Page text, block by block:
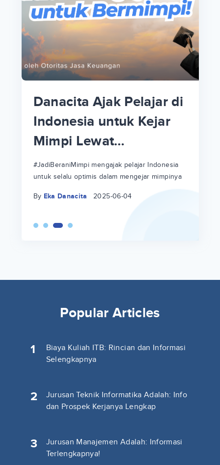
Danacita Ajak Pelajar di
Indonesia untuk Kejar
Mimpi Lewat
#JadiBeraniMimpi
#JadiBeraniMimpi mengajak pelajar Indonesia
untuk selalu optimis dalam mengejar mimpinya
By Eka Danacita 2025-06-04
Popular Articles
1
Biaya Kuliah ITB: Rincian dan Informasi
Selengkapnya
2
Jurusan Teknik Informatika Adalah: Info
dan Prospek Kerjanya Lengkap
3
Jurusan Manajemen Adalah: Informasi
Terlengkapnya!